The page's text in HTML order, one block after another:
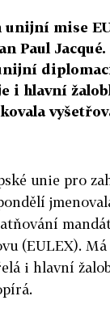
mise
Paul Jacqué.
i hlavní
unie pro
(EULEX).
i hlavní